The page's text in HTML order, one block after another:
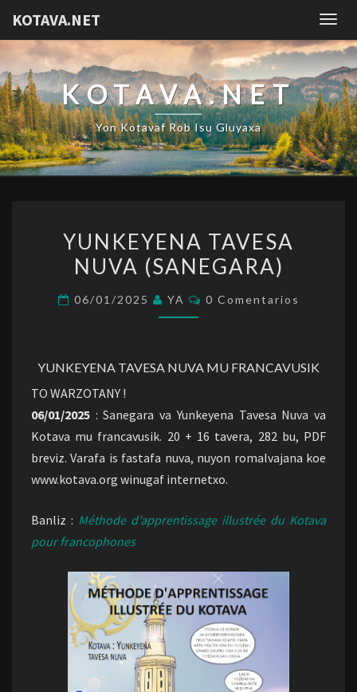
KOTAVA.NET
KOTAVA.NET
Yon Kotavaf Rob Isu Gluyaxa
TAVESA
NUVA
YUNKEYENA TAVESA
NUVA (SANEGARA)
06/01/2025 YA Comentarios
0 Comentarios
YUNKEYENA TAVESA NUVA MU FRANCAVUSIK
TO WARZOTANY !
06/01/2025 : Sanegara va Yunkeyena Tavesa Nuva va
Kotava mu francavusik. 20 + 16 tavera, 282 bu, PDF
breviz. Varafa is fastafa nuva, nuyon romalvajana koe
www.kotava.org winugaf internetxo.
Banliz : Méthode d’apprentissage illustrée du Kotava
pour francophones